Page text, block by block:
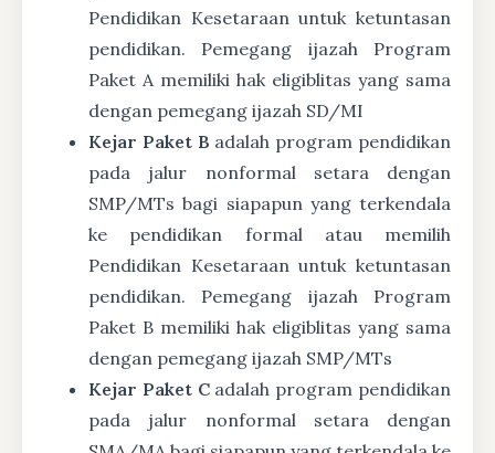
Pendidikan Kesetaraan untuk ketuntasan
pendidikan. Pemegang ijazah Program
Paket A memiliki hak eligiblitas yang sama
dengan pemegang ijazah SD/MI
Kejar Paket B adalah program pendidikan
pada jalur nonformal setara dengan
SMP/MTs bagi siapapun yang terkendala
ke pendidikan formal atau memilih
Pendidikan Kesetaraan untuk ketuntasan
pendidikan. Pemegang ijazah Program
Paket B memiliki hak eligiblitas yang sama
dengan pemegang ijazah SMP/MTs
Kejar Paket Cadalah program pendidikan
pada jalur nonformal setara dengan